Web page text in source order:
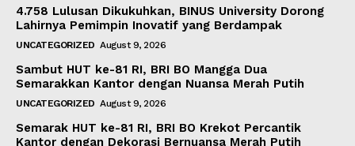
4.758 Lulusan Dikukuhkan, BINUS University Dorong
Lahirnya Pemimpin Inovatif yang Berdampak
UNCATEGORIZED August 9, 2026
Sambut HUT ke-81 RI, BRI BO Mangga Dua
Semarakkan Kantor dengan Nuansa Merah Putih
UNCATEGORIZED August 9, 2026
Semarak HUT ke-81 RI, BRI BO Krekot Percantik
Kantor dengan Dekorasi Bernuansa Merah Putih